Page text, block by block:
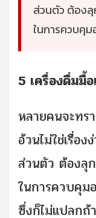
ส่วนตัว ต้อง
ในการควบคุม
5 เครื่องดื่มมื้
หลายคนจะท
อ้วนไม่ใช่เรื่อ
ส่วนตัว ต้องลุ
ในการควบคุม
ซึ่งก็ไม่แปลกถ้